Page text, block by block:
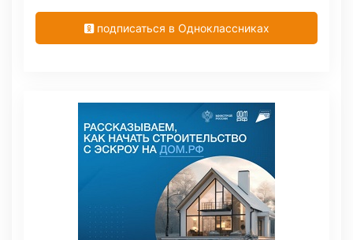
подписаться в Одноклассниках